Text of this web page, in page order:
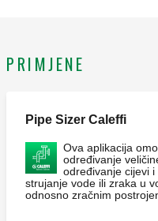
PRIMJENE
Pipe Sizer Caleffi
Ova aplikacija
određivanje
određivanje cijevi i
strujanje vode ili zraka u
odnosno zračnim